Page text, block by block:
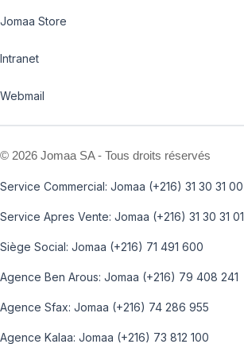
Jomaa Store
Intranet
Webmail
© 2026 Jomaa SA - Tous droits réservés
Service Commercial: Jomaa (+216) 31 30 31 00
Service Apres Vente: Jomaa (+216) 31 30 31 01
Siège Social: Jomaa (+216) 71 491 600
Agence Ben Arous: Jomaa (+216) 79 408 241
Agence Sfax: Jomaa (+216) 74 286 955
Agence Kalaa: Jomaa (+216) 73 812 100